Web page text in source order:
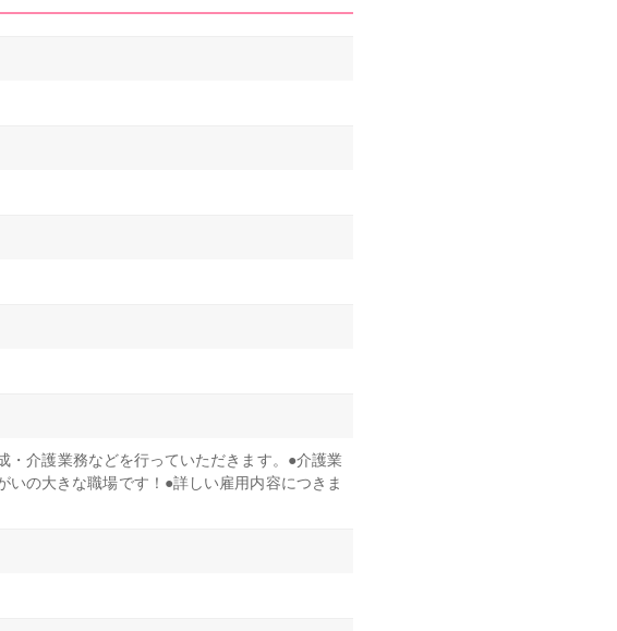
・介護業務などを行っていただきます。●介護業
の大きな職場です！●詳しい雇用内容につきま